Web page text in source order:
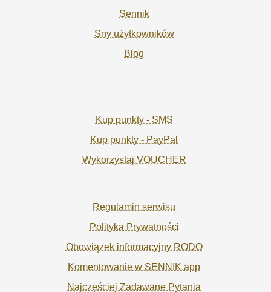
Sennik
Sny użytkowników
Blog
Kup punkty - SMS
Kup punkty - PayPal
Wykorzystaj VOUCHER
Regulamin serwisu
Polityka Prywatności
Obowiązek informacyjny RODO
Komentowanie w SENNIK.app
Najczęściej Zadawane Pytania